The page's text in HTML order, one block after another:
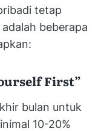
tetap
beberapa
First”
bulan untuk
10-20%